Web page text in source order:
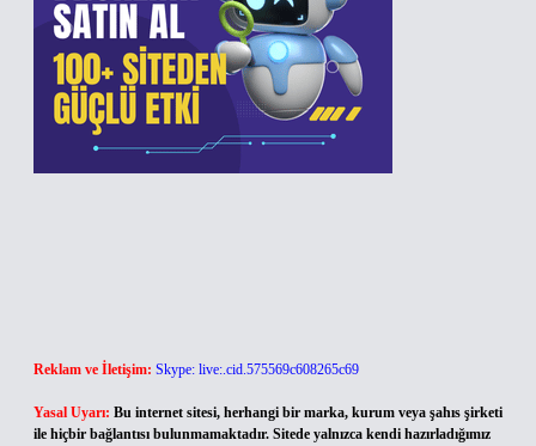
Reklam ve İletişim: Skype: live:.cid.575569c608265c69
Yasal Uyarı: Bu internet sitesi, herhangi bir marka, kurum veya şahıs şirketi
ile hiçbir bağlantısı bulunmamaktadır. Sitede yalnızca kendi hazırladığımız